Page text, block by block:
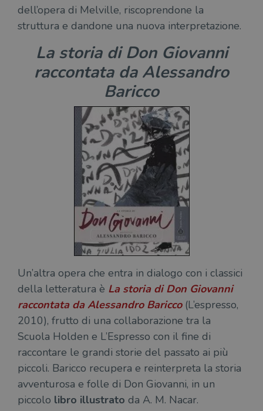
dell’opera di Melville, riscoprendone la
struttura e dandone una nuova interpretazione.
La storia di Don Giovanni
raccontata da Alessandro
Baricco
Un’altra opera che entra in dialogo con i classici
della letteratura è La storia di Don Giovanni
raccontata da Alessandro Baricco (L’espresso,
2010), frutto di una collaborazione tra la
Scuola Holden e L’Espresso con il fine di
raccontare le grandi storie del passato ai più
piccoli. Baricco recupera e reinterpreta la storia
avventurosa e folle di Don Giovanni, in un
piccolo libro illustrato da A. M. Nacar.